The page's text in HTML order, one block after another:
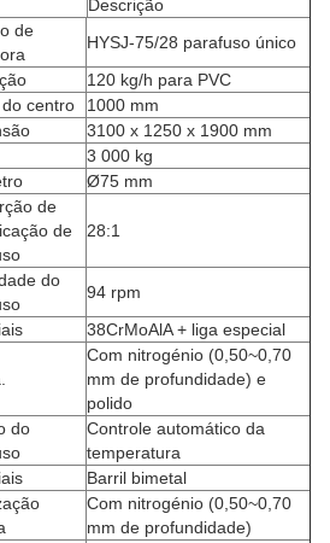
tem mais de 30 anos de
desenvolvimento e fabrico de
duplo.Baseando-se em
Europa Ocidental e acumulando anos
e fabricou de forma
chave, tais como caixas de
barril e sistemas de controlo
vários extrusores com diferentes
de PVC, perfis, chapas,
um elevado nível técnico e de
especiais
pode alcançar a mais alta produção
com uma liga bimetálica, com
O período de garantia é de 30
alimentação HYPET, sulco espiral
de alimentação, fácil de substituir,